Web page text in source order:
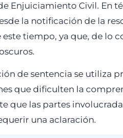
Enjuiciamiento Civil. En
la notificación de la
tiempo, ya que, de lo
de sentencia se utiliza
que dificulten la
que las partes
una aclaración.